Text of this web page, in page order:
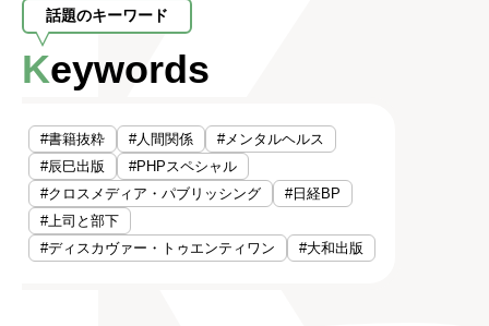
話題のキーワード
Keywords
#書籍抜粋 #人間関係
#メンタルヘルス
#辰巳出版
#PHPスペシャル
#クロスメディア・パブリッシング
#日経BP
#上司と部下
#ディスカヴァー・トゥエンティワン
#大和出版